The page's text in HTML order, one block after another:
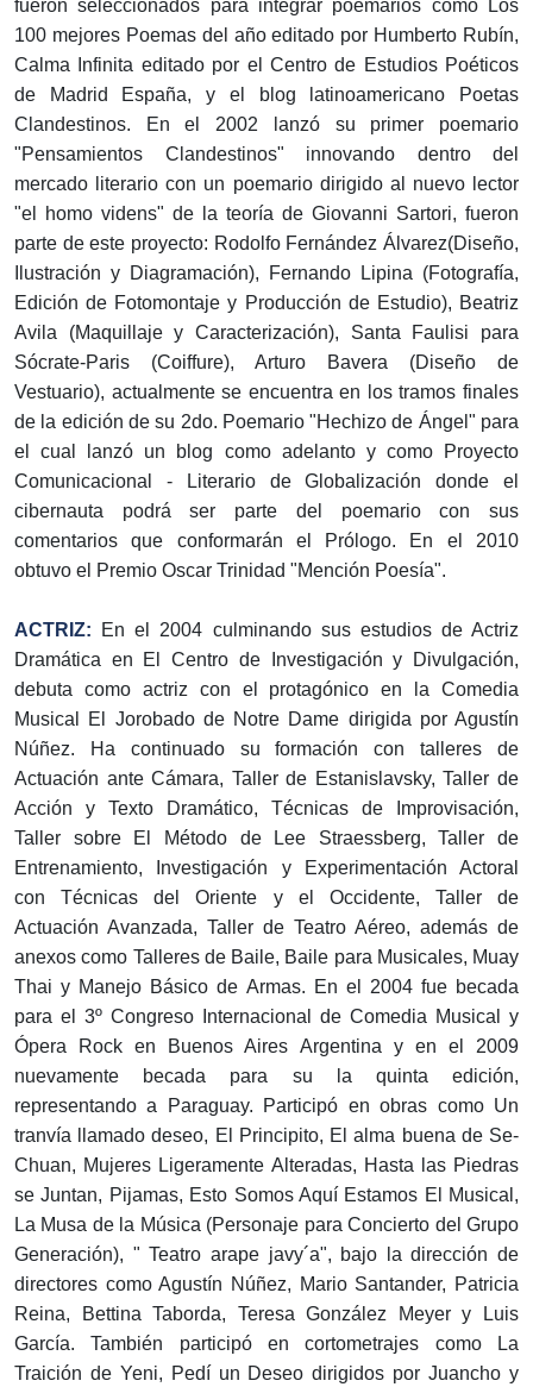
fueron seleccionados para integrar poemarios como Los
100 mejores Poemas del año editado por Humberto Rubín,
Calma Infinita editado por el Centro de Estudios Poéticos
de Madrid España, y el blog latinoamericano Poetas
Clandestinos. En el 2002 lanzó su primer poemario
"Pensamientos Clandestinos" innovando dentro del
mercado literario con un poemario dirigido al nuevo lector
"el homo videns" de la teoría de Giovanni Sartori, fueron
parte de este proyecto: Rodolfo Fernández Álvarez(Diseño,
Ilustración y Diagramación), Fernando Lipina (Fotografía,
Edición de Fotomontaje y Producción de Estudio), Beatriz
Avila (Maquillaje y Caracterización), Santa Faulisi para
Sócrate-Paris (Coiffure), Arturo Bavera (Diseño de
Vestuario), actualmente se encuentra en los tramos finales
de la edición de su 2do. Poemario "Hechizo de Ángel" para
el cual lanzó un blog como adelanto y como Proyecto
Comunicacional - Literario de Globalización donde el
cibernauta podrá ser parte del poemario con sus
comentarios que conformarán el Prólogo. En el 2010
obtuvo el Premio Oscar Trinidad "Mención Poesía".
ACTRIZ:
En el 2004 culminando sus estudios de Actriz
Dramática en El Centro de Investigación y Divulgación,
debuta como actriz con el protagónico en la Comedia
Musical El Jorobado de Notre Dame dirigida por Agustín
Núñez. Ha continuado su formación con talleres de
Actuación ante Cámara, Taller de Estanislavsky, Taller de
Acción y Texto Dramático, Técnicas de Improvisación,
Taller sobre El Método de Lee Straessberg, Taller de
Entrenamiento, Investigación y Experimentación Actoral
con Técnicas del Oriente y el Occidente, Taller de
Actuación Avanzada, Taller de Teatro Aéreo, además de
anexos como Talleres de Baile, Baile para Musicales, Muay
Thai y Manejo Básico de Armas. En el 2004 fue becada
para el 3º Congreso Internacional de Comedia Musical y
Ópera Rock en Buenos Aires Argentina y en el 2009
nuevamente becada para su la quinta edición,
representando a Paraguay. Participó en obras como Un
tranvía llamado deseo, El Principito, El alma buena de Se-
Chuan, Mujeres Ligeramente Alteradas, Hasta las Piedras
se Juntan, Pijamas, Esto Somos Aquí Estamos El Musical,
La Musa de la Música (Personaje para Concierto del Grupo
Generación), " Teatro arape javy´a", bajo la dirección de
directores como Agustín Núñez, Mario Santander, Patricia
Reina, Bettina Taborda, Teresa González Meyer y Luis
García. También participó en cortometrajes como La
Traición de Yeni, Pedí un Deseo dirigidos por Juancho y